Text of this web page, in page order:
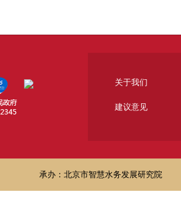
关于我们
建议意见
承办：北京市智慧水务发展研究院